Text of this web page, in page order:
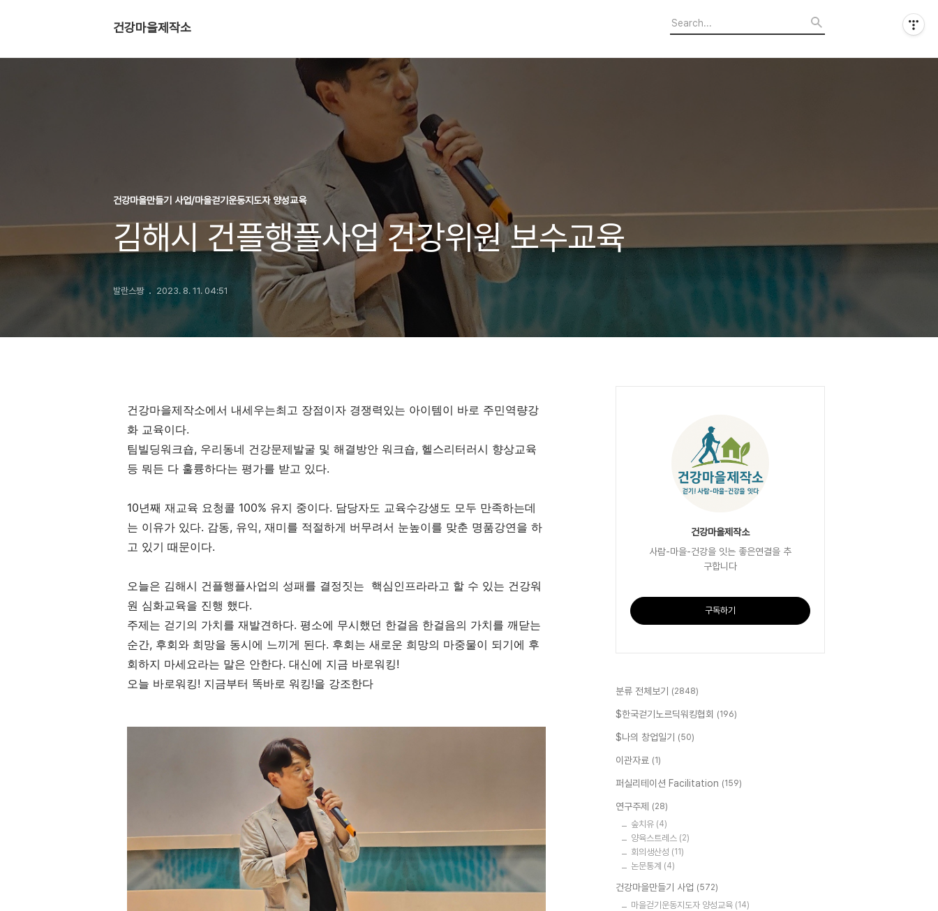
건강마을제작소
건강마을만들기 사업/마을걷기운동지도자 양성교육
김해시 건플행플사업 건강위원 보수교육
발란스짱 2023. 8. 11. 04:51
건강마을제작소에서 내세우는최고 장점이자 경쟁력있는 아이템이 바로 주민역량강
화 교육이다.
팀빌딩워크숍, 우리동네 건강문제발굴 및 해결방안 워크숍, 헬스리터러시 향상교육
등 뭐든 다 훌륭하다는 평가를 받고 있다.
10년째 재교육 요청콜 100% 유지 중이다. 담당자도 교육수강생도 모두 만족하는데
는 이유가 있다. 감동, 유익, 재미를 적절하게 버무려서 눈높이를 맞춘 명품강연을 하
고 있기 때문이다.
오늘은 김해시 건플행플사업의 성패를 결정짓는 핵심인프라라고 할 수 있는 건강워
원 심화교육을 진행 했다.
주제는 걷기의 가치를 재발견하다. 평소에 무시했던 한걸음 한걸음의 가치를 깨닫는
순간, 후회와 희망을 동시에 느끼게 된다. 후회는 새로운 희망의 마중물이 되기에 후
회하지 마세요라는 말은 안한다. 대신에 지금 바로워킹!
오늘 바로워킹! 지금부터 똑바로 워킹!을 강조한다
건강마을제작소
사람-마을-건강을 잇는 좋은연결을 추
구합니다
구독하기
분류 전체보기 (2848)
$한국걷기노르딕워킹협회 (196)
$나의 창업일기 (50)
이관자료 (1)
퍼실리테이션 Facilitation (159)
연구주제 (28)
숲치유 (4)
양육스트레스 (2)
회의생산성 (11)
논문통계 (4)
건강마을만들기 사업 (572)
마을걷기운동지도자 양성교육 (14)